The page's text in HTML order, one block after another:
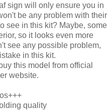
sign will only ensure you in
be any problem with their
see in this kit? Maybe, some
so it looks even more
see any possible problem,
in this kit.
this model from official
website.
quality